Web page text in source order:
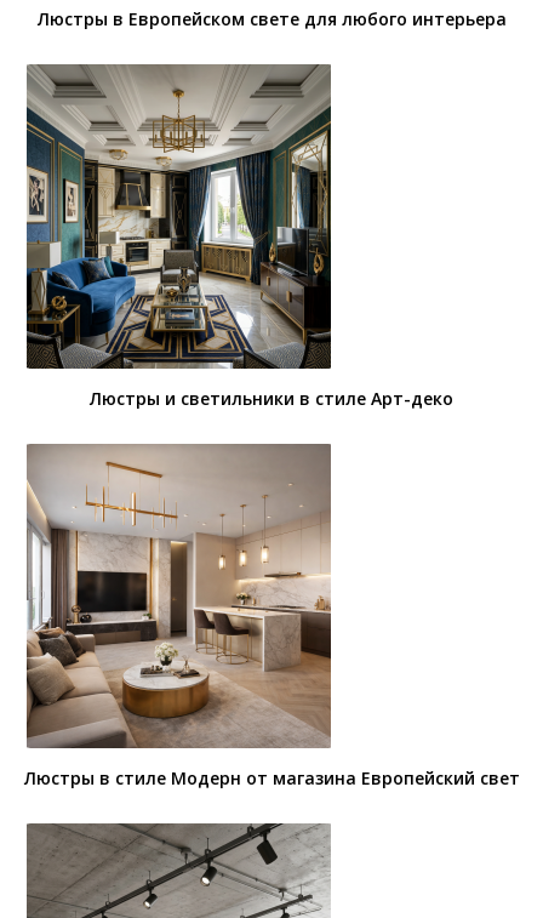
Люстры в Европейском свете для любого интерьера
Люстры и светильники в стиле Арт-деко
Люстры в стиле Модерн от магазина Европейский свет